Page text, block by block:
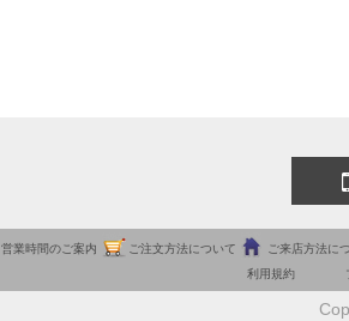
営業時間のご案内 ご注文方法について
ご来店方法に
利用規約